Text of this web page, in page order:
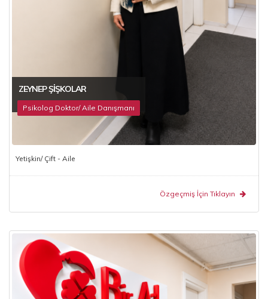
ZEYNEP ŞIŞKOLAR
Psikolog Doktor/ Aile Danışmanı
Yetişkin/ Çift - Aile
Özgeçmiş İçin Tıklayın